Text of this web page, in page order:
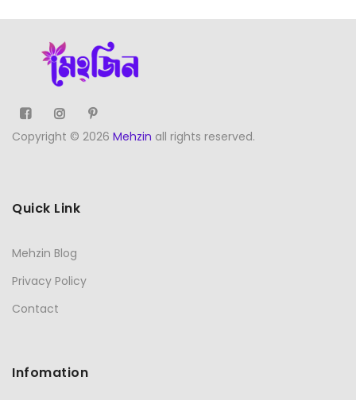
Copyright © 2026 Mehzin all rights reserved.
Quick Link
Mehzin Blog
Privacy Policy
Contact
Infomation